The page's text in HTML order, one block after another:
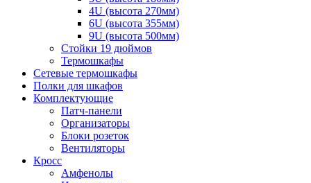
4U (высота 270мм)
6U (высота 355мм)
9U (высота 500мм)
Стойки 19 дюймов
Термошкафы
Сетевые термошкафы
Полки для шкафов
Комплектующие
Патч-панели
Организаторы
Блоки розеток
Вентиляторы
Кросс
Амфенолы